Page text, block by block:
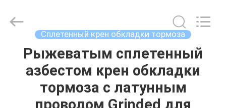
ДОМ
ПРОДУКТЫ
Сплетенный крен обкладки тормоза
Рыжеватым сплетенный
азбестом крен обкладки
тормоза с латунным
проводом Grinded для